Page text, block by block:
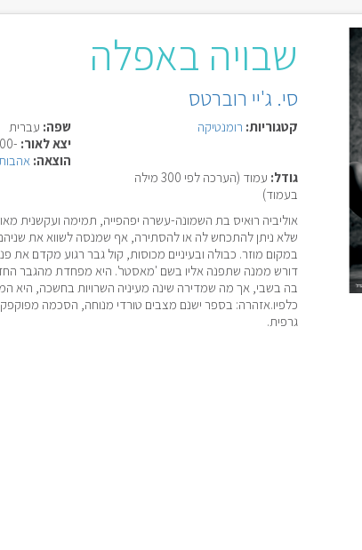
שבויה באפלה
סי. ג'יי רוברטס
קטגוריות: רומנטיקה
גודל:
עמוד (הערכה לפי 300 מילה
בעמוד)
שפה: עברית
יצא לאור: -0000
הוצאה:
אוליביה רוּאיס בת השמונה-עשרה יפהפייה, תמימה ועקשנית
שלא ניתן להתכחש לה או להסתירה, אף שמנסה לשווא את
במקום מוזר. כבולה ובעיניים מכוסות, קול גבר רגוע מקדם את
דורש ממנה שתפנה אליו בשם 'מאסטר'. היא מפחדת מהגבר
בה בשבי, אך מה שמדירה שינה מעיניה השרויות בחשכה, היא
כלפיו.אזהרה: בספר ישנם מצבים טורדי מנוחה, הסכמה
גרפית.